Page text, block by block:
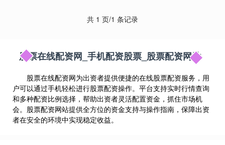
共 1 页/1 条记录
股票在线配资网_手机配资股票_股票配资网站
股票在线配资网为出资者提供便捷的在线股票配资服务，用
户可以通过手机轻松进行股票配资操作。平台支持实时行情查询
和多种配资比例选择，帮助出资者灵活配置资金，抓住市场机
会。股票配资网站提供全方位的资金支持与操作指南，保障出资
者在安全的环境中实现稳定收益。